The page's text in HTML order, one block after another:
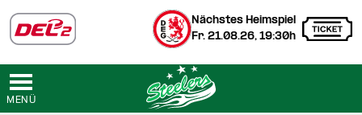
Nächstes Heimspiel
Fr. 21.08.26, 19:30h
MENÜ